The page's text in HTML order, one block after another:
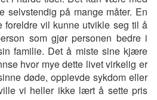
selvstendig på mange måter. En
foreldre vil kunne utvikle seg til å
som gjør personen bedre i
familie. Det å miste sine kjære
hvor mye dette livet virkelig er
døde, opplevde sykdom eller
vi heller ikke lært å sette pris